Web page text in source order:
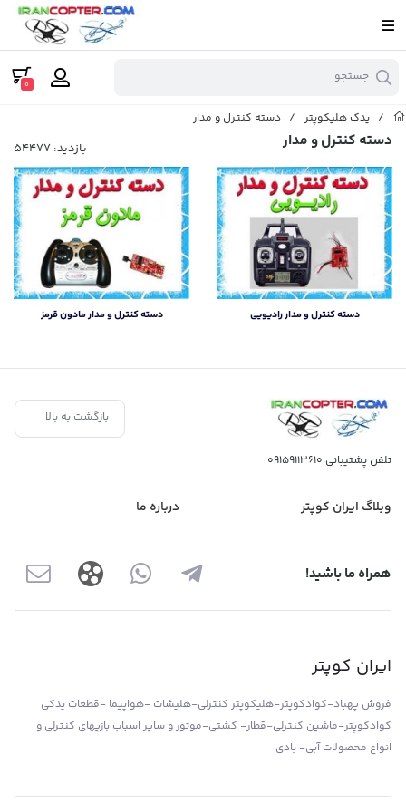
جستجو 0
/ یدک هلیکوپتر / دسته کنترل و مدار
دسته کنترل و مدار بازدید: 54477
دسته کنترل و مدار رادیویی دسته کنترل و مدار مادون قرمز
بازگشت به بالا
تلفن پشتیبانی 09159113610
وبلاگ ایران کوپتر درباره ما
همراه ما باشید!
ایران کوپتر
فروش پهباد-کوادکوپتر-هلیکوپتر کنترلی-هلیشات -هواپیما -قطعات یدکی
کوادکوپتر-ماشین کنترلی-قطار- کشتی-موتور و سایر اسباب بازیهای کنترلی و
انواع محصولات آبی- بادی